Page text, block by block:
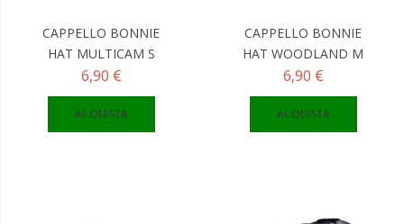
CAPPELLO BONNIE
HAT MULTICAM S
6,90 €
ACQUISTA
CAPPELLO BONNIE
HAT WOODLAND M
6,90 €
ACQUISTA